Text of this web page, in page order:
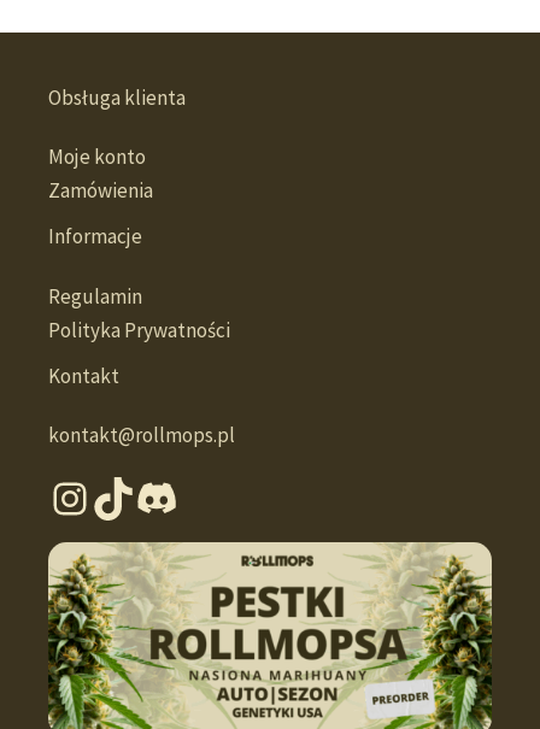
Obsługa klienta
Moje konto
Zamówienia
Informacje
Regulamin
Polityka Prywatności
Kontakt
kontakt@rollmops.pl
Instagram
TikTokDiscord